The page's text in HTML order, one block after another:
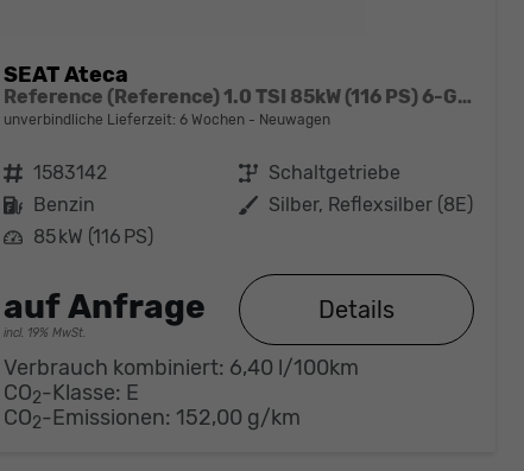
SEAT Ateca
Reference (Reference) 1.0 TSI 85kW (116 PS) 6-Gang Schaltgetriebe
unverbindliche Lieferzeit: 6 Wochen Neuwagen
Fahrzeugnr. 1583142 Getriebe Schaltgetriebe
Kraftstoff
Benzin Außenfarbe Silber, Reflexsilber (8E)
Leistung 85 kW (116 PS)
auf Anfrage
incl. 19% MwSt.
Details
Verbrauch kombiniert: 6,40 l/100km
CO2-Klasse: E
CO2-Emissionen: 152,00 g/km